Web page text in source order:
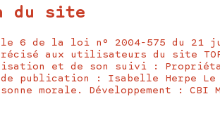
du site
6 de la loi n° 2004-575 du 21
aux utilisateurs du site
et de son suivi : Propriétaire
de publication : Isabelle Herpe
morale. Développement :